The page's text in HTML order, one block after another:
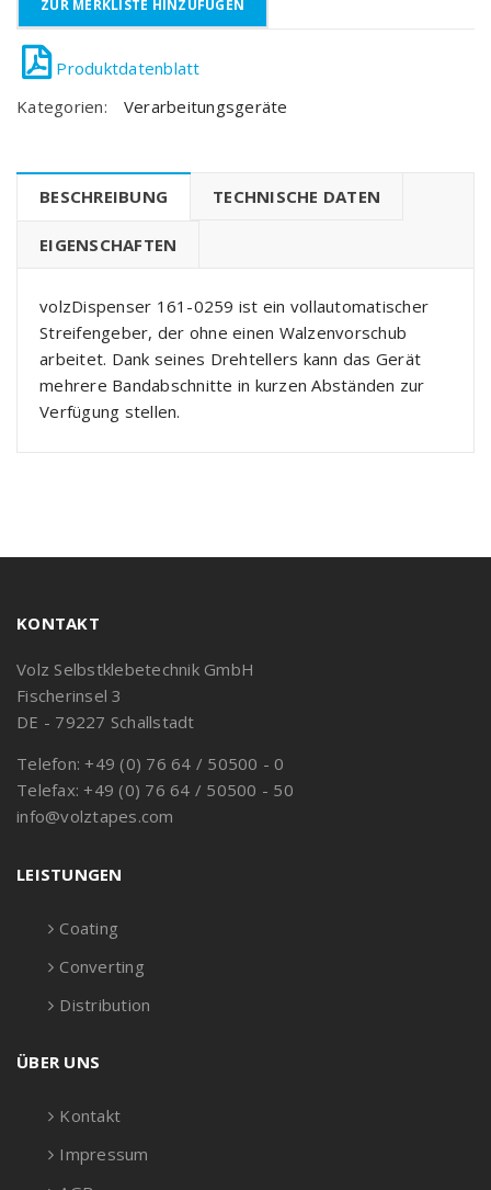
ZUR MERKLISTE HINZUFÜGEN
Kategorien: Verarbeitungsgeräte
BESCHREIBUNG TECHNISCHE DATEN
EIGENSCHAFTEN
volzDispenser 161-0259 ist ein vollautomatischer
Streifengeber, der ohne einen Walzenvorschub
arbeitet. Dank seines Drehtellers kann das Gerät
mehrere Bandabschnitte in kurzen Abständen zur
Verfügung stellen.
KONTAKT
Volz Selbstklebetechnik GmbH
Fischerinsel 3
DE - 79227 Schallstadt
Telefon: +49 (0) 76 64 / 50500 - 0
Telefax: +49 (0) 76 64 / 50500 - 50
info@volztapes.com
LEISTUNGEN
Coating
Converting
Distribution
ÜBER UNS
Kontakt
Impressum